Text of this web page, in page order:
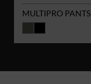
MULTIPRO PANTS